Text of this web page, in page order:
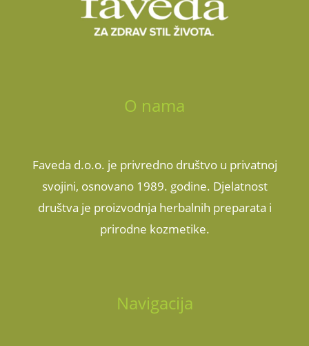
O nama
Faveda d.o.o. je privredno društvo u privatnoj
svojini, osnovano 1989. godine. Djelatnost
društva je proizvodnja herbalnih preparata i
prirodne kozmetike.
Navigacija